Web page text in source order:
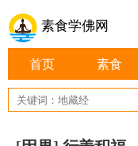
素食学佛网
首页 素食